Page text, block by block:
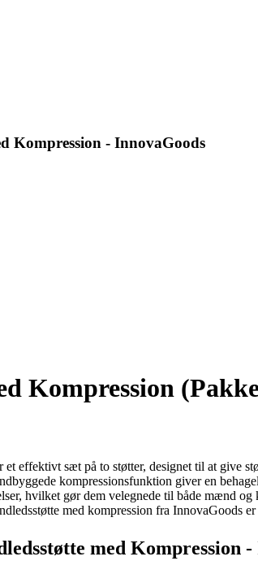
Kompression - InnovaGoods
Kompression
effektivt sæt på to støtter, designet til at give
kompressionsfunktion giver en
hvilket gør dem velegnede til både mænd
med kompression fra
med Kompression -